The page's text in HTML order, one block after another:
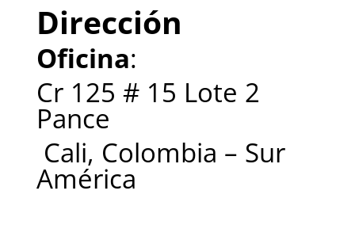
Dirección
Oficina:
Cr 125 # 15 Lote 2
Pance
Cali, Colombia – Sur
América